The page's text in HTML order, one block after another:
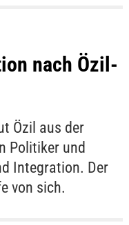
nach Özil-
Özil aus der
Politiker und
Integration. Der
von sich.